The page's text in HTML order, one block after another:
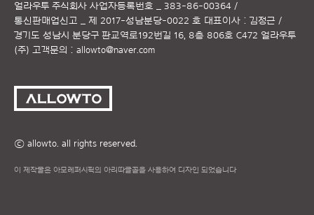
얼라우투 주식회사 사업자등록번호 _ 383-86-00364 /
통신판매업신고 _ 제 2017-성남분당-0022 호 대표이사 : 김정근 /
경기도 성남시 분당구 판교역로192번길 16, 8층 806호 C472 얼라우투
(주) 고객문의 : allowto@naver.com
ⓒ allowto. all rights reserved.
이 제작물은 아모레퍼시픽의 아리따글꼴을 사용하여 디자인 되었습니다